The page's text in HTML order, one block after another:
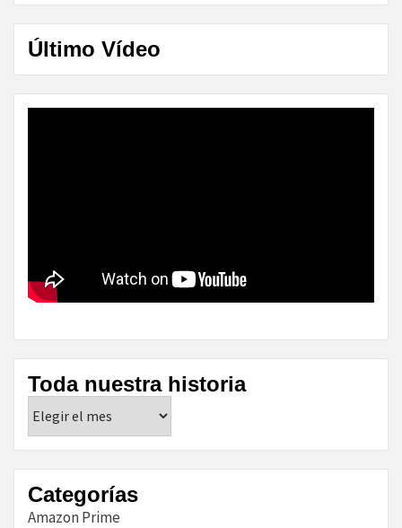
Último Vídeo
Toda nuestra historia
nuestra
historia
Categorías
Amazon Prime